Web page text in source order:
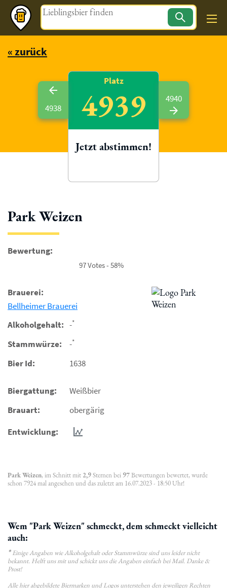
Magazin
« zurück
Park Weizen
Bewertung:
97 Votes - 58%
Brauerei:
Bellheimer Brauerei
Alkoholgehalt: -*
Stammwürze: -*
Bier Id: 1638
Biergattung:
Weißbier
Brauart:
obergärig
Entwicklung:
Park Weizen, im Schnitt mit 2,9Sternen bei 97Bewertungen bewertet, wurde
schon 7924 mal angesehen und das zuletzt am 16.07.2023 - 18:50 Uhr!
Wem "Park Weizen" schmeckt, dem schmeckt vielleicht
auch:
*Einige Angaben wie Alkoholgehalt oder Stammwürze sind uns leider nicht
bekannt. Helft uns mit und schickt uns die Angaben einfach bei Mail. Danke &
Prost!
Alle hier abgebildete Biermarken und Logos unterstehen den jeweiligen Rechten
4938
Platz
4939
Jetzt abstimmen!
4940